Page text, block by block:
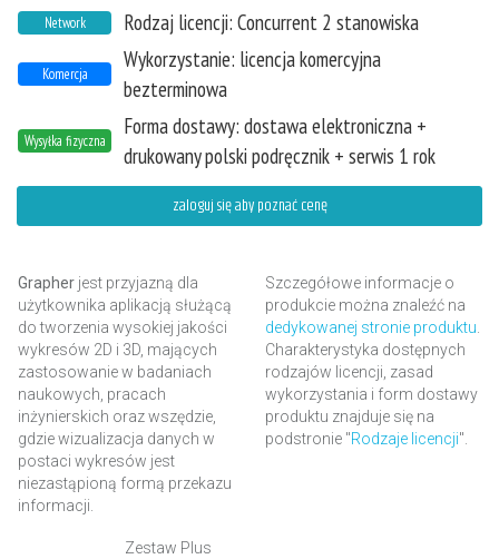
Network Rodzaj licencji: Concurrent 2 stanowiska
Komercja
Wykorzystanie: licencja komercyjna
bezterminowa
Wysyłka fizyczna
Forma dostawy: dostawa elektroniczna +
drukowany polski podręcznik + serwis 1 rok
zaloguj się aby poznać cenę
Grapher jest przyjazną dla
użytkownika aplikacją służącą
do tworzenia wysokiej jakości
wykresów 2D i 3D, mających
zastosowanie w badaniach
naukowych, pracach
inżynierskich oraz wszędzie,
gdzie wizualizacja danych w
postaci wykresów jest
niezastąpioną formą przekazu
informacji.
Szczegółowe informacje o
produkcie można znaleźć na
dedykowanej stronie produktu
Charakterystyka dostępnych
rodzajów licencji, zasad
wykorzystania i form dostawy
produktu znajduje się na
podstronie "Rodzaje licencji".
Zestaw Plus